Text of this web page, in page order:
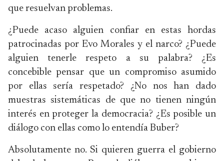
que resuelvan problemas.
¿Puede acaso alguien confiar en estas hordas
patrocinadas por Evo Morales y el narco? ¿Puede
alguien tenerle respeto a su palabra? ¿Es
concebible pensar que un compromiso asumido
por ellas sería respetado? ¿No nos han dado
muestras sistemáticas de que no tienen ningún
interés en proteger la democracia? ¿Es posible un
diálogo con ellas como lo entendía Buber?
Absolutamente no. Si quieren guerra el gobierno